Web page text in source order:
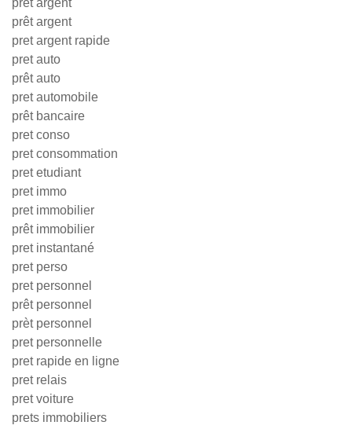
pret argent
prêt argent
pret argent rapide
pret auto
prêt auto
pret automobile
prêt bancaire
pret conso
pret consommation
pret etudiant
pret immo
pret immobilier
prêt immobilier
pret instantané
pret perso
pret personnel
prêt personnel
prèt personnel
pret personnelle
pret rapide en ligne
pret relais
pret voiture
prets immobiliers